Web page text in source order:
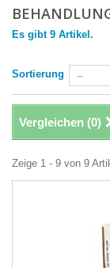
Es gibt 9 Artikel.
Sortierung
Vergleichen (0)
Zeige 1 - 9 von 9